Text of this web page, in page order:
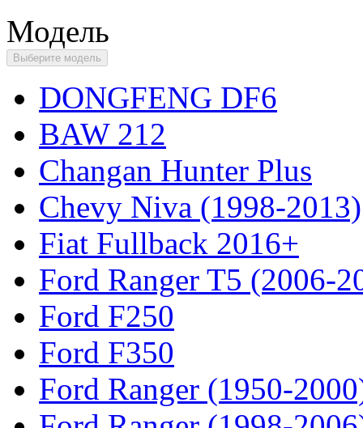
Модель
Выберите модель
DONGFENG DF6
BAW 212
Changan Hunter Plus
Chevy Niva (1998-2013)
Fiat Fullback 2016+
Ford Ranger T5 (2006-
Ford F250
Ford F350
Ford Ranger (1950-